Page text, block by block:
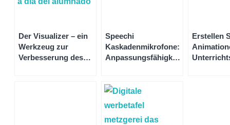
Der Visualizer – ein
Werkzeug zur
Verbesserung des
Speechi
Kaskadenmikrofone:
Anpassungsfähigkeit
Erstellen